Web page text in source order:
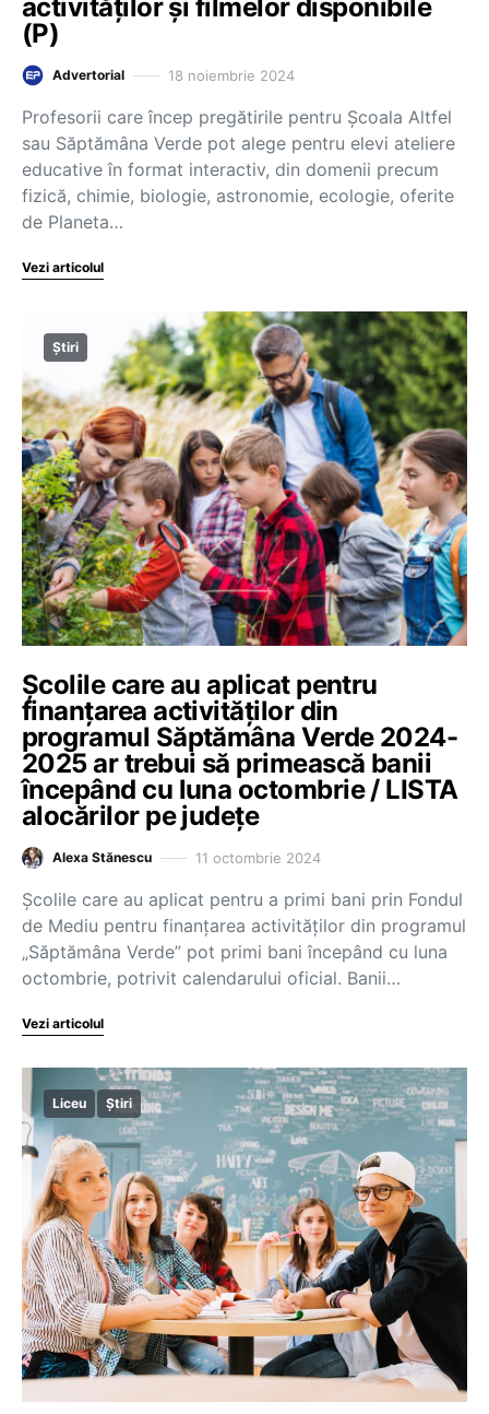
activităților și filmelor disponibile
(P)
Advertorial 18 noiembrie 2024
Profesorii care încep pregătirile pentru Școala Altfel
sau Săptămâna Verde pot alege pentru elevi ateliere
educative în format interactiv, din domenii precum
fizică, chimie, biologie, astronomie, ecologie, oferite
de Planeta…
Vezi articolul
Știri
Școlile care au aplicat pentru
finanțarea activităților din
programul Săptămâna Verde 2024-
2025 ar trebui să primească banii
începând cu luna octombrie / LISTA
alocărilor pe județe
Alexa Stănescu 11 octombrie 2024
Școlile care au aplicat pentru a primi bani prin Fondul
de Mediu pentru finanțarea activităților din programul
„Săptămâna Verde” pot primi bani începând cu luna
octombrie, potrivit calendarului oficial. Banii…
Vezi articolul
Liceu Știri